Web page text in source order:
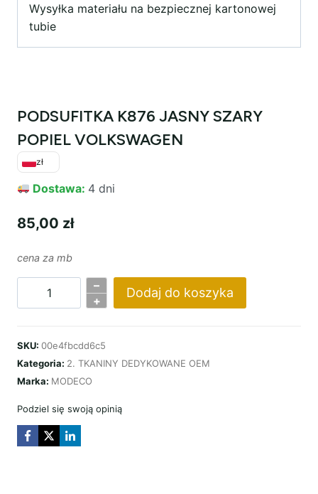
Wysyłka materiału na bezpiecznej kartonowej
tubie
PODSUFITKA K876 JASNY SZARY
POPIEL VOLKSWAGEN
zł
Dostawa: 4 dni
85,00 zł
cena za mb
JASNY
SZARY
POPIEL
VOLKSWAGEN
–
+
Dodaj do koszyka
SKU: 00e4fbcdd6c5
Kategoria: 2. TKANINY DEDYKOWANE OEM
Marka: MODECO
Podziel się swoją opinią